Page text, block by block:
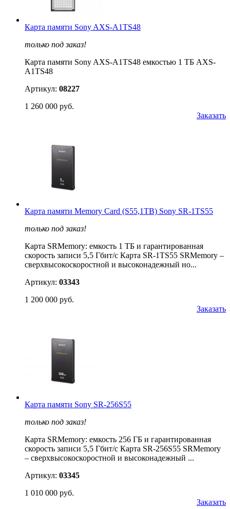
Карта памяти Sony AXS-A1TS48
только под заказ!
Карта памяти Sony AXS-A1TS48 емкостью 1 TБ AXS-
A1TS48
Артикул: 08227
1 260 000 руб.
Заказать
Карта памяти Memory Card (S55,1TB) Sony SR-1TS55
только под заказ!
Карта SRMemory: емкость 1 ТБ и гарантированная
скорость записи 5,5 Гбит/с Карта SR-1TS55 SRMemory –
сверхвысокоскоростной и высоконадежный но...
Артикул: 03343
1 200 000 руб.
Заказать
Карта памяти Sony SR-256S55
только под заказ!
Карта SRMemory: емкость 256 ГБ и гарантированная
скорость записи 5,5 Гбит/с Карта SR-256S55 SRMemory
– сверхвысокоскоростной и высоконадежный ...
Артикул: 03345
1 010 000 руб.
Заказать